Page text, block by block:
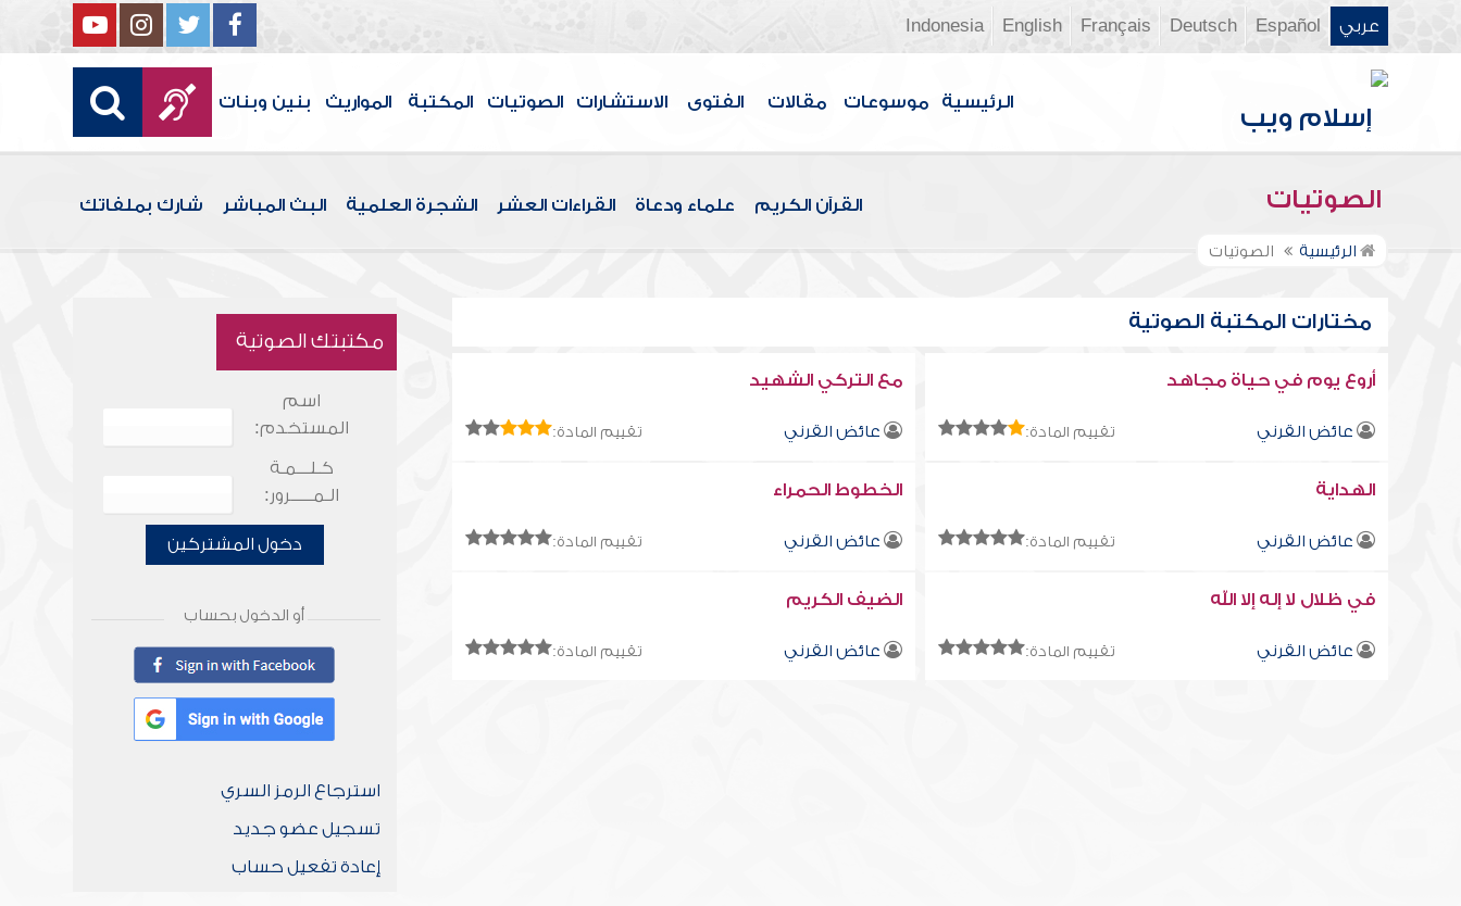
عربي Español
Deutsch
Français
English
Indonesia
الرئيسية موسوعات مقالات الفتوى الاستشارات الصوتيات المكتبة المواريث بنين وبنات
الصوتيات القرآن الكريم علماء ودعاة القراءات العشر الشجرة العلمية البث المباشر شارك بملفاتك
الرئيسية الصوتيات
مختارات المكتبة الصوتية
أروع يوم في حياة مجاهد
عائض القرني تقييم المادة:
مع التركي الشهيد
عائض القرني تقييم المادة:
الهداية
عائض القرني تقييم المادة:
الخطوط الحمراء
عائض القرني تقييم المادة:
في ظلال لا إله إلا الله
عائض القرني تقييم المادة:
الضيف الكريم
عائض القرني تقييم المادة:
مكتبتك الصوتية
اسم
المستخدم:
كـلـــمـة
الـمـــــرور:
دخول المشتركين
أو الدخول بحساب
استرجاع الرمز السري
تسجيل عضو جديد
إعادة تفعيل حساب